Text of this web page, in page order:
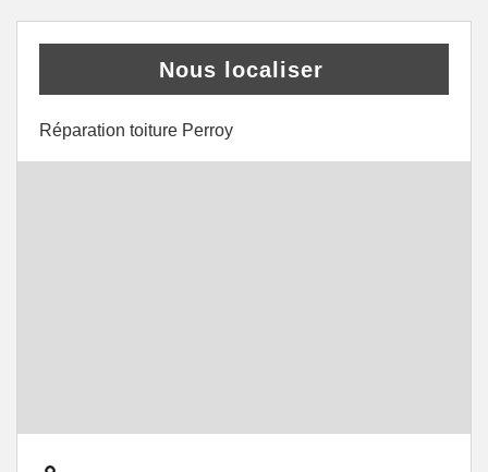
Nous localiser
Réparation toiture Perroy